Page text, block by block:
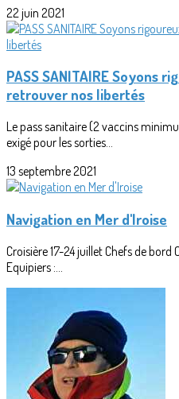
22 juin 2021
PASS SANITAIRE Soyons
retrouver nos libertés
Le pass sanitaire (2 vaccins
exigé pour les sorties...
13 septembre 2021
Navigation en Mer d'Iroise
Croisière 17-24 juillet Chefs de
Equipiers :...